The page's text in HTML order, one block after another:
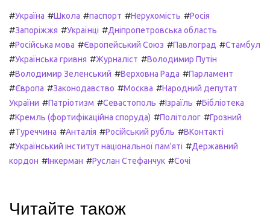
#Україна #Школа #паспорт #Нерухомість #Росія
#Запоріжжя #Українці #Дніпропетровська область
#Російська мова #Європейський Союз #Павлоград #Стамбул
#Українська гривня #Журналіст #Володимир Путін
#Володимир Зеленський #Верховна Рада #Парламент
#Європа #Законодавство #Москва #Народний депутат
України #Патріотизм #Севастополь #Ізраїль #Бібліотека
#Кремль (фортифікаційна споруда) #Політолог #Грозний
#Туреччина #Анталія #Російський рубль #ВКонтакті
#Український інститут національної пам'яті #Державний
кордон #Інкерман #Руслан Стефанчук #Сочі
Читайте також